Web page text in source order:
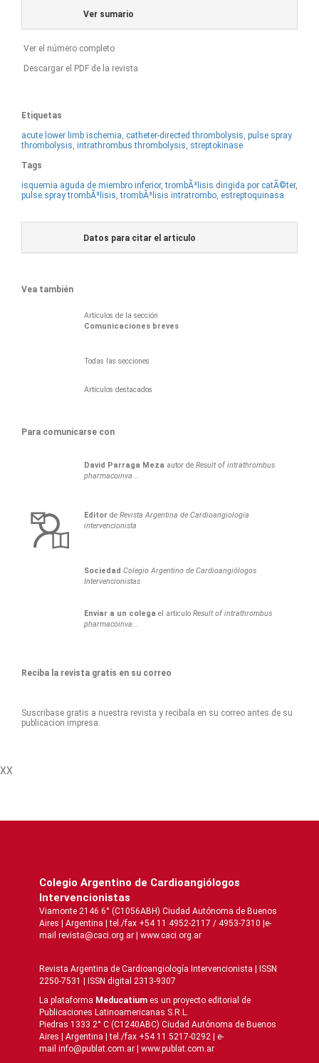
Ver sumario
Ver el número completo
Descargar el PDF de la revista
Etiquetas
acute lower limb ischemia, catheter-directed thrombolysis, pulse spray
thrombolysis, intrathrombus thrombolysis, streptokinase
Tags
isquemia aguda de miembro inferior,trombÃ³lisis dirigida por catÃ©ter,
pulse spray trombÃ³lisis,trombÃ³lisis intratrombo, estreptoquinasa
Datos para citar el articulo
Vea también
Artículos de la sección
Comunicaciones breves
Todas las secciones
Artículos destacados
Para comunicarse con
David Parraga Meza autor deResult of intrathrombus
pharmacoinva...
Editor deRevista Argentina de Cardioangiología
intervencionista
Sociedad Colegio Argentino de Cardioangiólogos
Intervencionistas
Enviar a un colega el articuloResult of intrathrombus
pharmacoinva...
Reciba la revista gratis en su correo
Suscribase gratis a nuestra revista y recibala en su correo antes de su
publicacion impresa.
XX
Colegio Argentino de Cardioangiólogos
Intervencionistas
Viamonte 2146 6° (C1056ABH) Ciudad Autónoma de Buenos
Aires | Argentina | tel./fax +54 11 4952-2117 / 4953-7310 |e-
mail revista@caci.org.ar | www.caci.org.ar
Revista Argentina de Cardioangiologí­a Intervencionista | ISSN
2250-7531 | ISSN digital 2313-9307
La plataforma Meducatium es un proyecto editorial de
Publicaciones Latinoamericanas S.R.L.
Piedras 1333 2° C (C1240ABC) Ciudad Autónoma de Buenos
Aires | Argentina | tel./fax +54 11 5217-0292 | e-
mail info@publat.com.ar |
www.publat.com.ar